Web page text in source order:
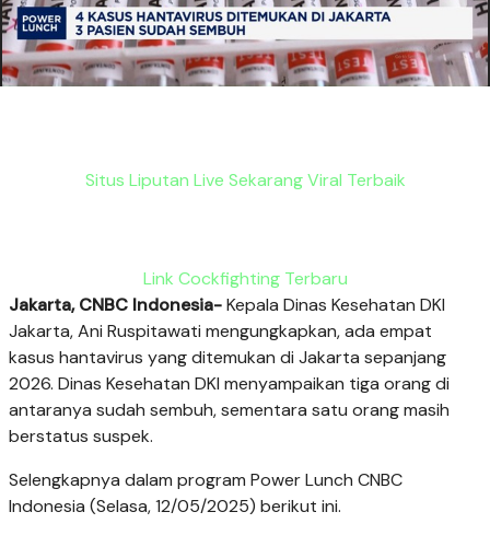
Situs Liputan Live Sekarang Viral Terbaik
Link Cockfighting Terbaru
Jakarta, CNBC Indonesia-Kepala Dinas Kesehatan DKI
Jakarta, Ani Ruspitawati mengungkapkan, ada empat
kasus hantavirus yang ditemukan di Jakarta sepanjang
2026. Dinas Kesehatan DKI menyampaikan tiga orang di
antaranya sudah sembuh, sementara satu orang masih
berstatus suspek.
Selengkapnya dalam program Power Lunch CNBC
Indonesia (Selasa, 12/05/2025) berikut ini.